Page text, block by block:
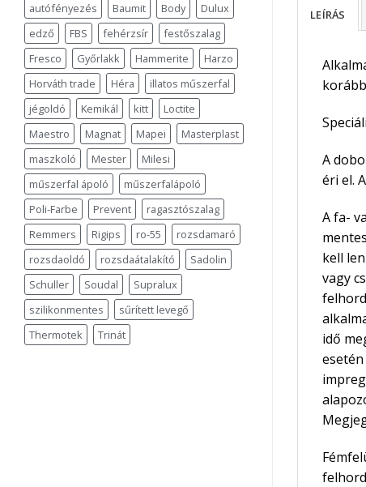
autófényezés Baumit Body
Dulux
edző
FBS fehérzsír
festőszalag
Fresco
Győrlakk Hammerite
Harzo
Horváth trade
Héra
illatos műszerfal
jégoldó
Kemikál kitt
Loctite
Maestro
Magnat Mapei
Masterplast
maszkoló
Mester
Milesi
műszerfal ápoló
műszerfalápoló
Poli-Farbe
Prevent
ragasztószalag
Remmers
Rigips ro-55
rozsdamaró
rozsdaoldó
rozsdaátalakító
Sadolin
Schuller
Soudal
Supralux
szilikonmentes
sűrített levegő
Thermotek
Trinát
LEÍRÁS
A
éri el.
A fa-
kell
vagy
idő